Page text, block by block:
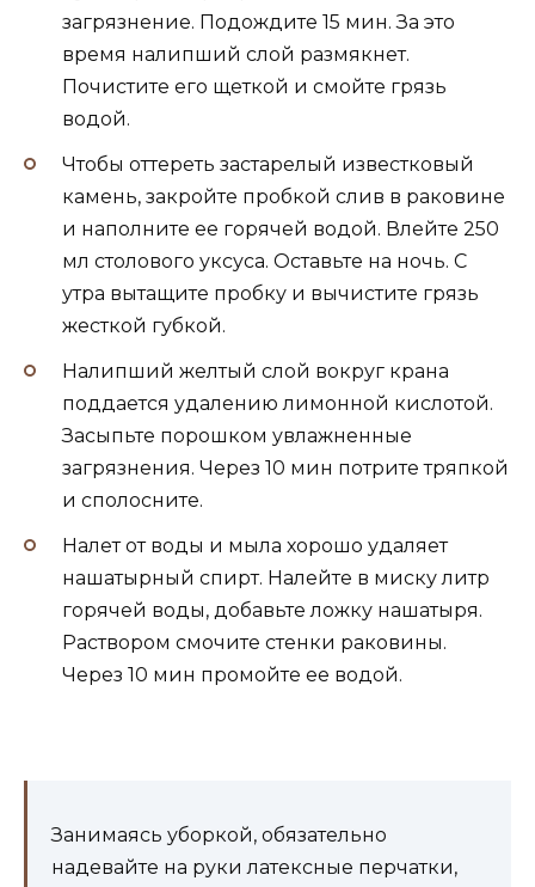
загрязнение. Подождите 15 мин. За это
время налипший слой размякнет.
Почистите его щеткой и смойте грязь
водой.
Чтобы оттереть застарелый известковый
камень, закройте пробкой слив в раковине
и наполните ее горячей водой. Влейте 250
мл столового уксуса. Оставьте на ночь. С
утра вытащите пробку и вычистите грязь
жесткой губкой.
Налипший желтый слой вокруг крана
поддается удалению лимонной кислотой.
Засыпьте порошком увлажненные
загрязнения. Через 10 мин потрите тряпкой
и сполосните.
Налет от воды и мыла хорошо удаляет
нашатырный спирт. Налейте в миску литр
горячей воды, добавьте ложку нашатыря.
Раствором смочите стенки раковины.
Через 10 мин промойте ее водой.
Занимаясь уборкой, обязательно
надевайте на руки латексные перчатки,